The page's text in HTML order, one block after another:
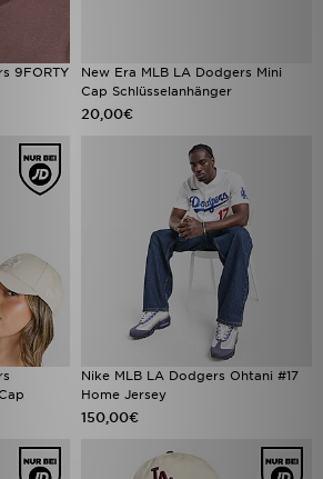
9FORTY
New Era MLB LA Dodgers Mini
Cap Schlüsselanhänger
20,00€
Nike MLB LA Dodgers Ohtani #17
Home Jersey
150,00€